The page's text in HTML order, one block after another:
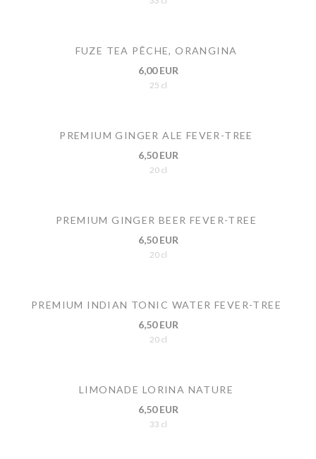
FUZE TEA PÊCHE, ORANGINA
6,00 EUR
25 cl
PREMIUM GINGER ALE FEVER-TREE
6,50 EUR
20 cl
PREMIUM GINGER BEER FEVER-TREE
6,50 EUR
20 cl
PREMIUM INDIAN TONIC WATER FEVER-TREE
6,50 EUR
20 cl
LIMONADE LORINA NATURE
6,50 EUR
33 cl